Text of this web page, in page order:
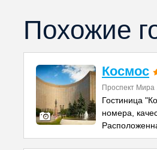
Похожие
Космос
Проспект Мира
Гостиница
номера,